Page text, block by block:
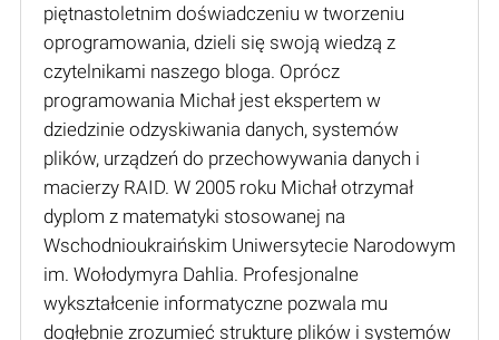
piętnastoletnim doświadczeniu w tworzeniu
oprogramowania, dzieli się swoją wiedzą z
czytelnikami naszego bloga. Oprócz
programowania Michał jest ekspertem w
dziedzinie odzyskiwania danych, systemów
plików, urządzeń do przechowywania danych i
macierzy RAID. W 2005 roku Michał otrzymał
dyplom z matematyki stosowanej na
Wschodnioukraińskim Uniwersytecie Narodowym
im. Wołodymyra Dahlia. Profesjonalne
wykształcenie informatyczne pozwala mu
dogłębnie zrozumieć strukturę plików i systemów